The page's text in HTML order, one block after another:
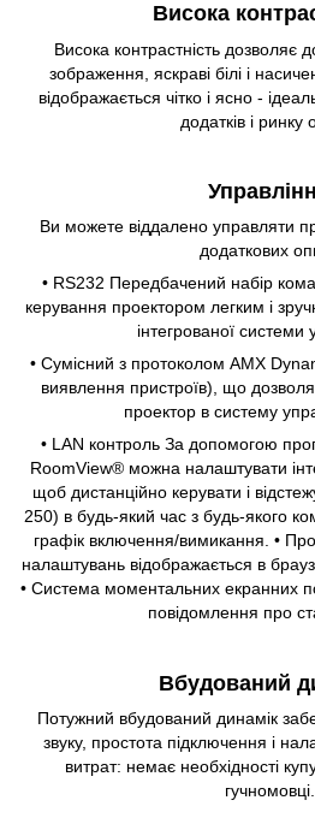
Висока
Висока контрастність дозволяє
зображення, яскраві білі і
відображається чітко і ясно -
додатків і ринку
Ви можете віддалено управляти
додаткових
• RS232 Передбачений набір
керування проектором легким і
інтегрованої системи
• Сумісний з протоколом AMX
виявлення пристроїв), що
проектор в систему
• LAN контроль За допомогою
RoomView® можна налаштувати
щоб дистанційно керувати і
250) в будь-який час з будь-якого
графік включення/вимикання. •
налаштувань відображається в
• Система моментальних екранних
повідомлення про
Вбудований
Потужний вбудований динамік
звуку, простота підключення і
витрат: немає необхідності
гучномовці.